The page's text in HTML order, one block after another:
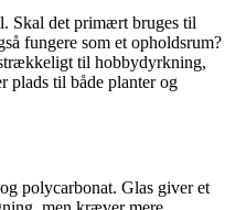
Skal det primært bruges til
fungere som et opholdsrum?
til hobbydyrkning,
plads til både planter og
polycarbonat. Glas giver et